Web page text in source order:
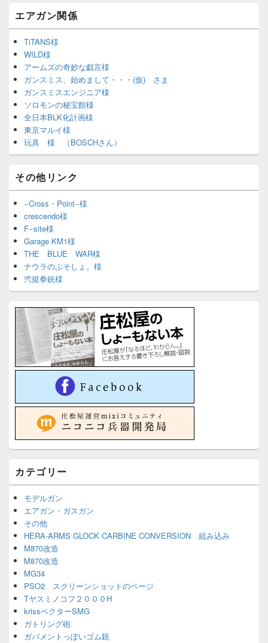
エアガン関係
TiTANS様
WILD様
アームズの奇妙な戯言様
ガンスミス、始めまして・・・(仮) さま
ガンスミスエンジニア様
ソロモンの秘宝館様
全日本BLK化計画様
東京マルイ様
玩具 様 （BOSCHさん）
その他リンク
−Cross・Point−様
crescendo様
F−site様
Garage KM1様
THE BLUE WAR様
ナウラのぷそしょ。様
弐挺拳銃様
カテゴリー
モデルガン
エアガン・ガスガン
その他
HERA-ARMS GLOCK CARBINE CONVERSION 組み込み
M870改造
M870改造
MG34
PSO2 スクリーンショットのページ
Tヤスミノコフ２０００H
krissベクターSMG
ガトリング砲
ガバメントっぽいゴム銃